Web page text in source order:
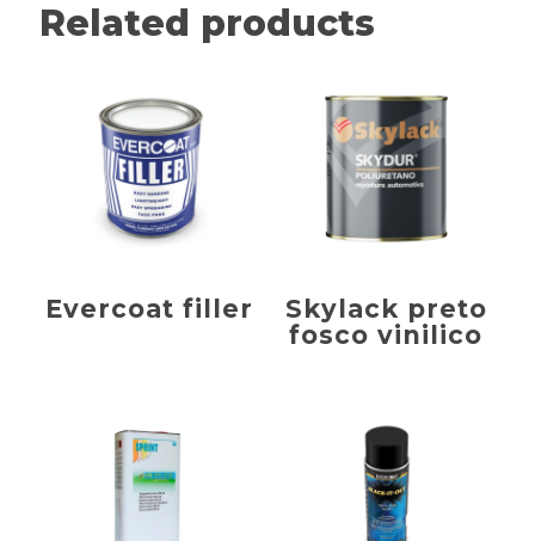
Related products
Evercoat filler
Skylack preto
fosco vinilico